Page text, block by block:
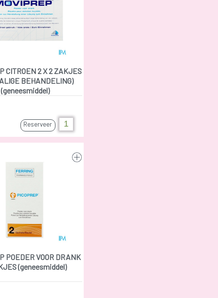
CITROEN 2 X 2 ZAKJES
BEHANDELING)
(geneesmiddel)
Reserveer
POEDER VOOR DRANK
(geneesmiddel)